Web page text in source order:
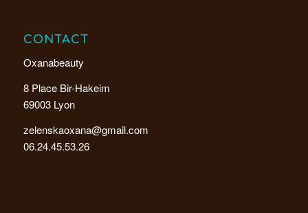
CONTACT
Oxanabeauty
8 Place Bir-Hakeim
69003 Lyon
zelenskaoxana@gmail.com
06.24.45.53.26